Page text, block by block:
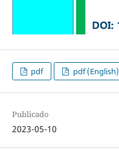
pdf pdf (English)
Publicado
2023-05-10